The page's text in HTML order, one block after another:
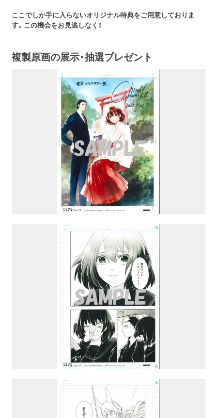
ここでしか手に入らないオリジナル特典をご用意しておりま
す。この機会をお見逃しなく！
複製原画の展示・抽選プレゼント